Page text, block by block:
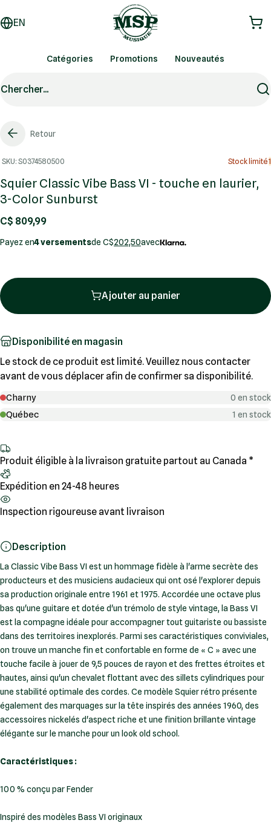
EN
Catégories Promotions Nouveautés
Chercher...
Retour
SKU: S0374580500 Stock limité1
Squier Classic Vibe Bass VI - touche en laurier,
3-Color Sunburst
C$ 809,99
Payez en4 versementsde C$202,50avec
Ajouter au panier
Disponibilité en magasin
Le stock de ce produit est limité. Veuillez nous contacter
avant de vous déplacer afin de confirmer sa disponibilité.
Charny 0 en stock
Québec 1 en stock
Produit éligible à la livraison gratuite partout au Canada *
Expédition en 24-48 heures
Inspection rigoureuse avant livraison
Description
La Classic Vibe Bass VI est un hommage fidèle à l'arme secrète des
producteurs et des musiciens audacieux qui ont osé l'explorer depuis
sa production originale entre 1961 et 1975. Accordée une octave plus
bas qu'une guitare et dotée d'un trémolo de style vintage, la Bass VI
est la compagne idéale pour accompagner tout guitariste ou bassiste
dans des territoires inexplorés. Parmi ses caractéristiques conviviales,
on trouve un manche fin et confortable en forme de « C » avec une
touche facile à jouer de 9,5 pouces de rayon et des frettes étroites et
hautes, ainsi qu'un chevalet flottant avec des sillets cylindriques pour
une stabilité optimale des cordes. Ce modèle Squier rétro présente
également des marquages sur la tête inspirés des années 1960, des
accessoires nickelés d'aspect riche et une finition brillante vintage
élégante sur le manche pour un look old school.
Caractéristiques :
100 % conçu par Fender
Inspiré des modèles Bass VI originaux